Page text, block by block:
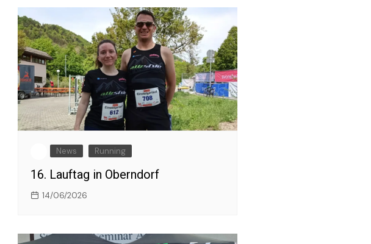
News Running
16. Lauftag in Oberndorf
14/06/2026